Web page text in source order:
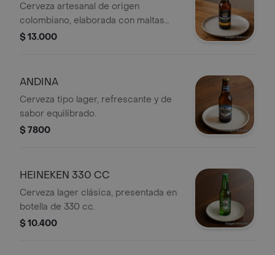
Cerveza artesanal de origen
colombiano, elaborada con maltas
seleccionadas.
$ 13.000
ANDINA
Cerveza tipo lager, refrescante y de
sabor equilibrado.
$ 7800
HEINEKEN 330 CC
Cerveza lager clásica, presentada en
botella de 330 cc.
$ 10.400